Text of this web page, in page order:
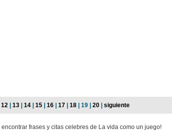
12 13 14 15 16 17 18 | 19 | 20 siguiente
frases y citas celebres de La vida como un juego!